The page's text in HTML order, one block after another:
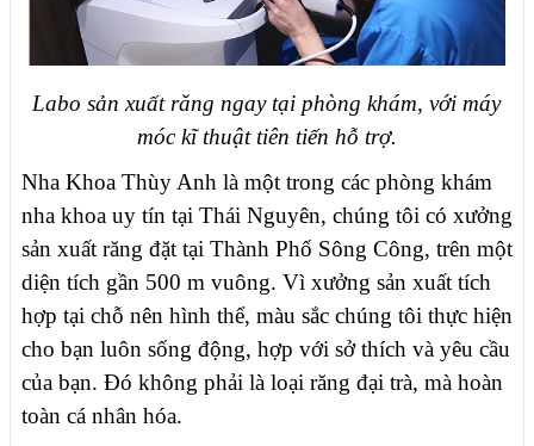
Labo sản xuất răng ngay tại phòng khám, với máy
móc kĩ thuật tiên tiến hỗ trợ.
Nha Khoa Thùy Anh là một trong các phòng khám
nha khoa uy tín tại Thái Nguyên, chúng tôi có xưởng
sản xuất răng đặt tại Thành Phố Sông Công, trên một
diện tích gần 500 m vuông. Vì xưởng sản xuất tích
hợp tại chỗ nên hình thể, màu sắc chúng tôi thực hiện
cho bạn luôn sống động, hợp với sở thích và yêu cầu
của bạn. Đó không phải là loại răng đại trà, mà hoàn
toàn cá nhân hóa.